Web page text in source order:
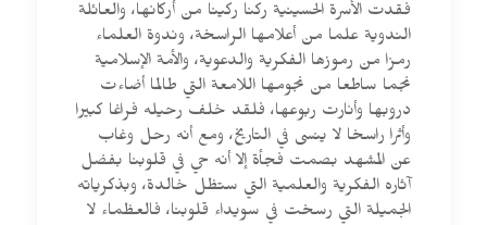
فقدت الأسرة الحسينية ركنا ركينا من أركانها، والعائلة
الندوية علما من أعلامها الراسخة، وندوة العلماء
رمزا من رموزها الفكرية والدعوية، والأمة الإسلامية
نجما ساطعا من نجومها اللامعة التي طالما أضاءت
دروبها وأنارت ربوعها، فلقد خلف رحيله فراغا كبيرا
وأثرا راسخا لا ينسى في التاريخ، ومع أنه رحل وغاب
عن المشهد بصمت فجأة إلا أنه حي في قلوبنا بفضل
آثاره الفكرية والعلمية التي ستظل خالدة، وبذكرياته
الجميلة التي رسخت في سويداء قلوبنا، فالعظماء لا